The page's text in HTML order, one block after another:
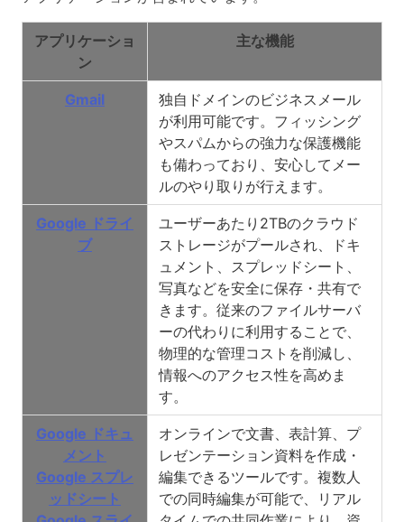
アプリケーショ
ン
主な機能
Gmail
独自ドメインのビジネスメール
が利用可能です。フィッシング
やスパムからの強力な保護機能
も備わっており、安心してメー
ルのやり取りが行えます。
Google ドライ
ブ
ユーザーあたり2TBのクラウド
ストレージがプールされ、ドキ
ュメント、スプレッドシート、
写真などを安全に保存・共有で
きます。従来のファイルサーバ
ーの代わりに利用することで、
物理的な管理コストを削減し、
情報へのアクセス性を高めま
す。
Google ドキュ
メント
Google スプレ
ッドシート
オンラインで文書、表計算、プ
レゼンテーション資料を作成・
編集できるツールです。 複数人
での同時編集が可能で、リアル